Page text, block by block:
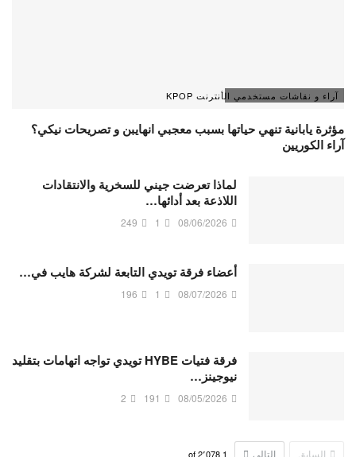
آراء و نقاشات مستخدمي الأنترنت KPOP
مؤثرة يابانية تنهي حياتها بسبب معجبي انهايبن و تصريحات نيكي؟
آراء الكوريين
لماذا تعرضت جيني للسخرية والانتقادات
اللاذعة بعد أدائها…
08/06/2026
1
249
أعضاء فرقة تويدي التابعة لشركة هايب في…
08/07/2026
1
196
فرقة فتيات HYBE تويدي تواجه اتهامات بتقليد
نيوجينز…
08/05/2026
191
2
السابق التالي 1 2٬078